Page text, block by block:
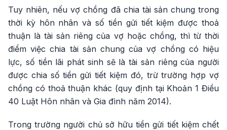
Tuy nhiên, nếu vợ chồng đã chia tài sản chung trong
thời kỳ hôn nhân và số tiền gửi tiết kiệm được thoả
thuận là tài sản riêng của vợ hoặc chồng, thì từ thời
điểm việc chia tài sản chung của vợ chồng có hiệu
lực, số tiền lãi phát sinh sẽ là tài sản riêng của người
được chia số tiền gửi tiết kiệm đó, trừ trường hợp vợ
chồng có thoả thuận khác (quy định tại Khoản 1 Điều
40 Luật Hôn nhân và Gia đình năm 2014).
Trong trường người chủ sở hữu tiền gửi tiết kiệm chết